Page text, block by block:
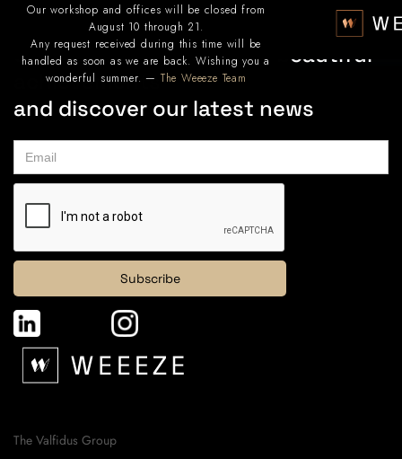
Our workshop and offices will be closed from
August 10 through 21.
Any request received during this time will be
handled as soon as we are back. Wishing you a
wonderful summer. — The Weeeze Team
Get inspired by our most beautiful
achievements
and discover our latest news
The Valfidus Group